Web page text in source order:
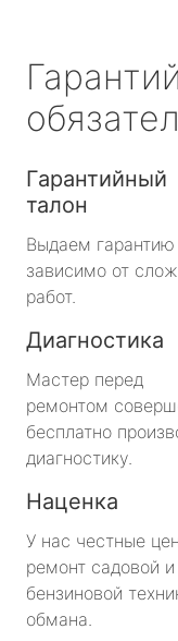
Гарантийный
талон
Выдаем
зависимо от
работ.
Диагностика
Мастер перед
ремонтом
бесплатно
диагностику.
Наценка
У нас честные
ремонт садовой и
бензиновой
обмана.